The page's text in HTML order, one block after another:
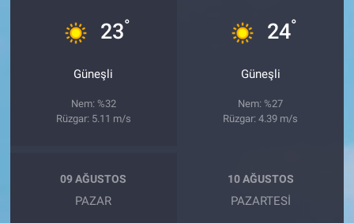
23°
Güneşli
Nem: %32
Rüzgar: 5.11 m/s
24°
Güneşli
Nem: %27
Rüzgar: 4.39 m/s
09 AĞUSTOS
PAZAR
10 AĞUSTOS
PAZARTESI